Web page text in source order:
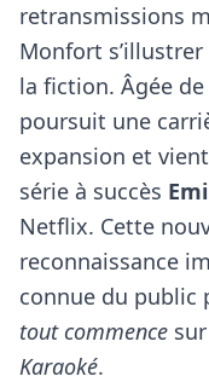
retransmissions
Monfort s’illustrer
la fiction. Âgée
poursuit une
expansion et
série à succès
Netflix. Cette
reconnaissance
connue du public
tout commence
Karaoké.